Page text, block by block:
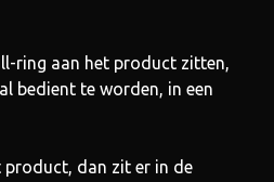
ring aan het product zitten,
bedient te worden, in een
dan zit er in de